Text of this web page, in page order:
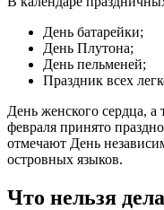
День батарейки;
День Плутона;
День пельменей;
Праздник всех
День женского сердца,
февраля принято
отмечают День
островных языков.
Что нельзя